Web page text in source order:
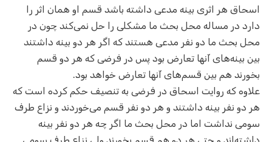
اسحاق هر اثری بینه مدعی داشته باشد قسم او همان اثر را
دارد در مساله محل بحث ما مشکلی را حل نمی‌کند چون در
محل بحث ما دو نفر مدعی هستند که اگر هر دو بینه داشتند
بین بینه‌های آنها تعارض بود پس در فرضی که هر دو قسم
بخورند هم بین قسم‌های آنها تعارض خواهد بود.
علاوه که روایت اسحاق در فرضی به تنصیف حکم کرده است که
هر دو نفر بینه داشتند و هر دو نفر قسم می‌خوردند و نزاع طرف
سومی نداشت اما در محل بحث ما اگر چه هر دو نفر بینه